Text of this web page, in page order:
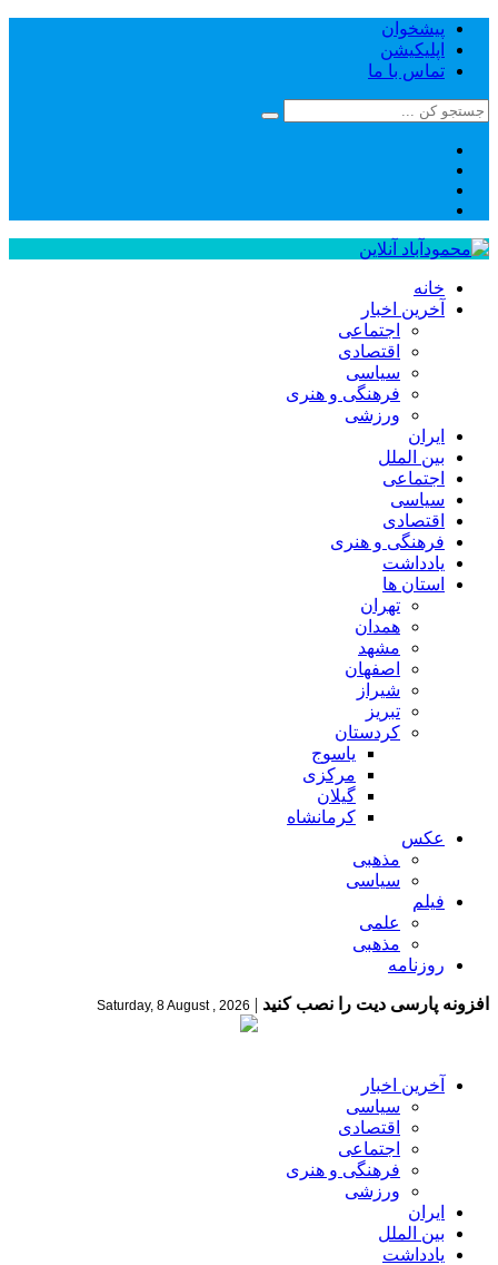
پیشخوان
اپلیکیشن
تماس با ما
خانه
آخرین اخبار
اجتماعی
اقتصادی
سیاسی
فرهنگی و هنری
ورزشی
ایران
بین الملل
اجتماعی
سیاسی
اقتصادی
فرهنگی و هنری
یادداشت
استان ها
تهران
همدان
مشهد
اصفهان
شیراز
تبریز
کردستان
یاسوج
مرکزی
گیلان
کرمانشاه
عکس
مذهبی
سیاسی
فیلم
علمی
مذهبی
روزنامه
افزونه پارسی دیت را نصب کنید |
Saturday, 8 August , 2026
آخرین اخبار
سیاسی
اقتصادی
اجتماعی
فرهنگی و هنری
ورزشی
ایران
بین الملل
یادداشت